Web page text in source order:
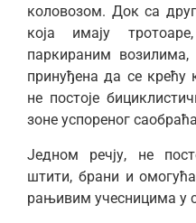
коловозом. Док са
која имају
паркираним
принуђена да се крећу
не постоје
зоне успореног
Једном речју, не
штити, брани и
рањивим учесницима у